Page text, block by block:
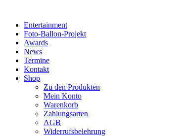
wechselnEntertainment
Foto-Ballon-Projekt
Awards
News
Termine
Kontakt
Shop
Zu den Produkten
Mein Konto
Warenkorb
Zahlungsarten
AGB
Widerrufsbelehrung